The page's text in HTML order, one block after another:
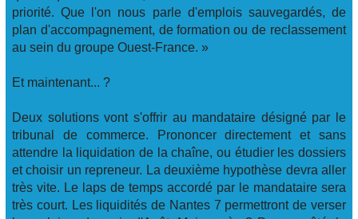
priorité. Que l'on nous parle d'emplois sauvegardés, de
plan d'accompagnement, de formation ou de reclassement
au sein du groupe Ouest-France. »
Et maintenant... ?
Deux solutions vont s'offrir au mandataire désigné par le
tribunal de commerce. Prononcer directement et sans
attendre la liquidation de la chaîne, ou étudier les dossiers
et choisir un repreneur. La deuxième hypothèse devra aller
très vite. Le laps de temps accordé par le mandataire sera
très court. Les liquidités de Nantes 7 permettront de verser